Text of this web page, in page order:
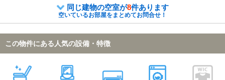
同じ建物の空室が8件あります
空いているお部屋をまとめてお問合せ！
この物件にある人気の設備・特徴